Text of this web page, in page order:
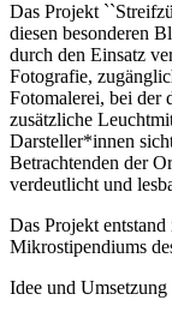
Das Projekt
diesen besonderen
durch den Einsatz
Fotografie,
Fotomalerei, bei der
zusätzliche
Darsteller*innen
Betrachtenden der
verdeutlicht und
Das Projekt
Mikrostipendiums
Idee und Umsetzung